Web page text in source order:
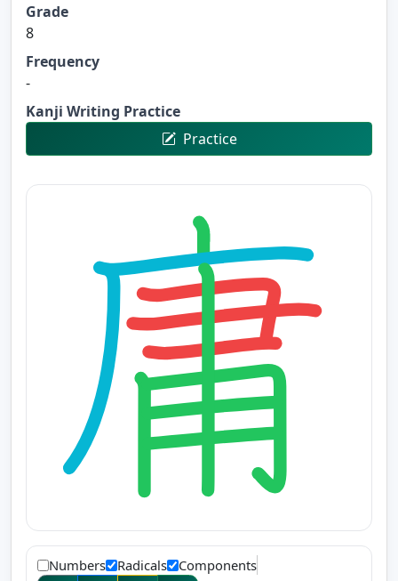
Grade
8
Frequency
-
Kanji Writing Practice
Practice
Numbers Radicals Components